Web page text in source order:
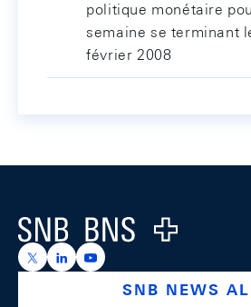
politique monétaire
semaine se terminant
février 2008
Logo
https://x.com/snb_bns
https://ch.linkedin.com/
https://
SNB NEWS